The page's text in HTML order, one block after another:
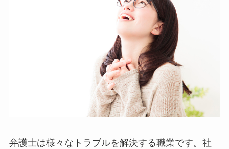
弁護士は様々なトラブルを解決する職業です。社